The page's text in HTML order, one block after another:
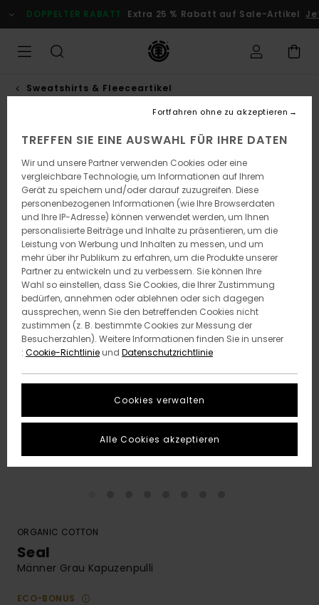
zur
Produktinformation
DOPPELTER RABATT Extra 25 % Rabatt auf Sale-Artikel
Sweatshirts & Fleeceartikel
ORGANIC COTTON
Seal
Männer Grau Kapuzenpulli
ECO-BONUS
TREFFEN SIE EINE AUSWAHL FÜR IHRE DATEN
Wir und unsere Partner verwenden Cookies oder eine
vergleichbare Technologie, um Informationen auf Ihrem
Gerät zu speichern und/oder darauf zuzugreifen. Diese
personenbezogenen Informationen (wie Ihre Browserdaten
und Ihre IP-Adresse) können verwendet werden, um Ihnen
personalisierte Beiträge und Inhalte zu präsentieren, um die
Leistung von Werbung und Inhalten zu messen, und um
mehr über ihr Publikum zu erfahren, um die Produkte unserer
Partner zu entwickeln und zu verbessern. Sie können Ihre
Wahl so einstellen, dass Sie Cookies, die Ihrer Zustimmung
bedürfen, annehmen oder ablehnen oder sich dagegen
aussprechen, wenn Sie den betreffenden Cookies nicht
zustimmen (z. B. bestimmte Cookies zur Messung der
Besucherzahlen). Weitere Informationen finden Sie in unserer
: Cookie-Richtlinieund Datenschutzrichtlinie
Cookies verwalten
Fortfahren ohne zu akzeptieren
Alle Cookies akzeptieren